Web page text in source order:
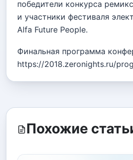
победители конкурса
и участники фестиваля
Alfa Future People.
Финальная программа
https://2018.zeronights.ru/
Похожие